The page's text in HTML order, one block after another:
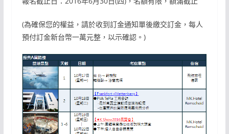
(為確保您的權益，請於收到訂金通知單後繳交訂金，每人
預付訂金新台幣一萬元整，以示確認。)